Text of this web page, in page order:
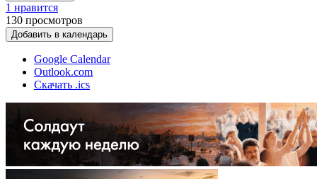
1 нравится
130 просмотров
Добавить в календарь
Google Calendar
Outlook.com
Скачать .ics